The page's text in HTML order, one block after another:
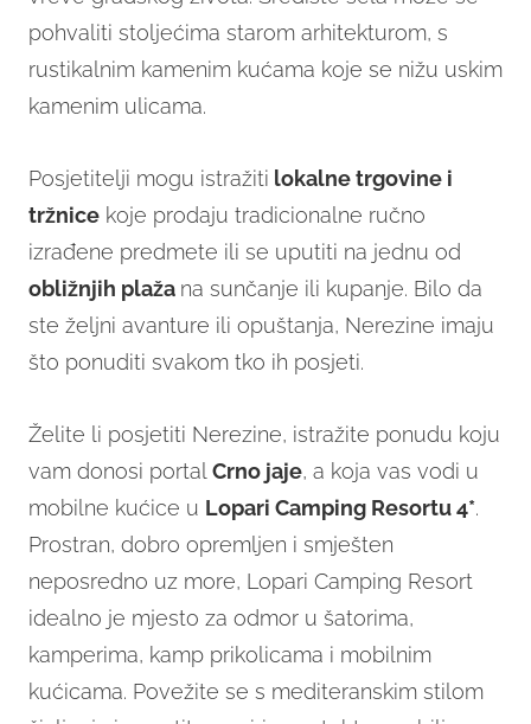
pohvaliti stoljećima starom arhitekturom, s
rustikalnim kamenim kućama koje se nižu uskim
kamenim ulicama.
Posjetitelji mogu istražiti lokalne trgovine i
tržnice koje prodaju tradicionalne ručno
izrađene predmete ili se uputiti na jednu od
obližnjih plaža na sunčanje ili kupanje. Bilo da
ste željni avanture ili opuštanja, Nerezine imaju
što ponuditi svakom tko ih posjeti.
Želite li posjetiti Nerezine, istražite ponudu koju
vam donosi portalCrno jaje, a koja vas vodi u
mobilne kućice u Lopari Camping Resortu 4*.
Prostran, dobro opremljen i smješten
neposredno uz more, Lopari Camping Resort
idealno je mjesto za odmor u šatorima,
kamperima, kamp prikolicama i mobilnim
kućicama. Povežite se s mediteranskim stilom